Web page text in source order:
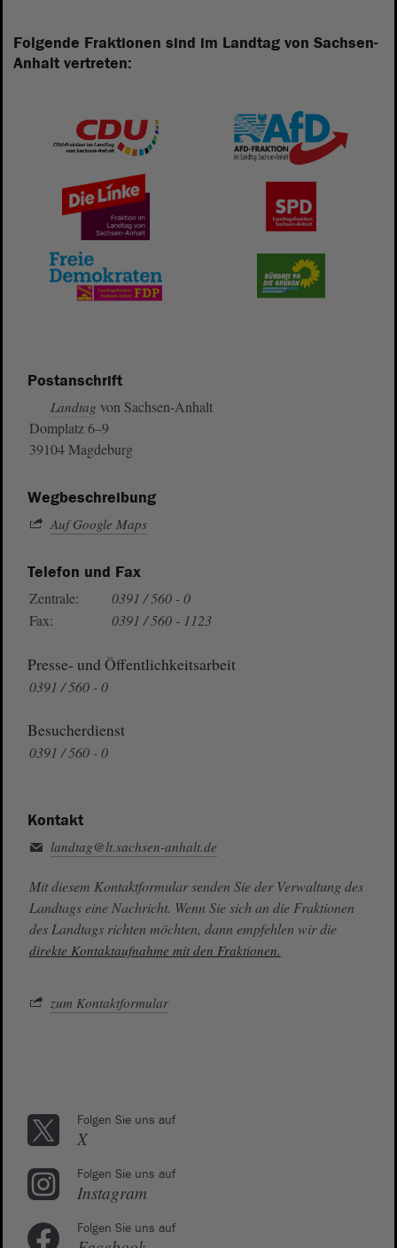
Folgende Fraktionen sind im Landtag von Sachsen-
Anhalt vertreten:
Postanschrift
Landtag von Sachsen-Anhalt
Domplatz 6–9
39104 Magdeburg
Wegbeschreibung
Auf Google Maps
Telefon und Fax
Zentrale:
0391 / 560 - 0
Fax:
0391 / 560 - 1123
Presse- und Öffentlichkeitsarbeit
0391 / 560 - 0
Besucherdienst
0391 / 560 - 0
Kontakt
landtag@lt.sachsen-anhalt.de
Mit diesem Kontaktformular senden Sie der Verwaltung des
Landtags eine Nachricht. Wenn Sie sich an die Fraktionen
des Landtags richten möchten, dann empfehlen wir die
direkte Kontaktaufnahme mit den Fraktionen.
zum Kontaktformular
Folgen Sie uns auf
X
Folgen Sie uns auf
Instagram
Folgen Sie uns auf